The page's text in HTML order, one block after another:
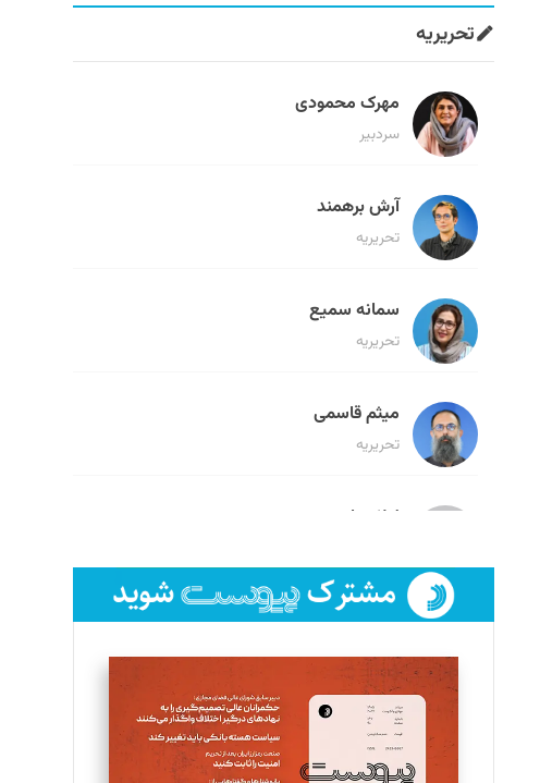
تحریریه
مهرک محمودی
سردبیر
آرش برهمند
تحریریه
سمانه سمیع
تحریریه
میثم قاسمی
تحریریه
لیلا حنارود
فائزه فتحی رستمی
تحریریه
سروش کرمیان
تحریریه